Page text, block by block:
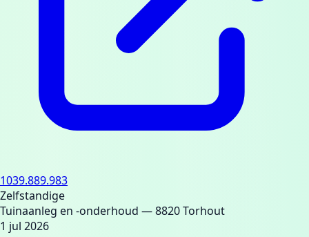
1039.889.983
Zelfstandige
Tuinaanleg en -onderhoud — 8820 Torhout
1 jul 2026